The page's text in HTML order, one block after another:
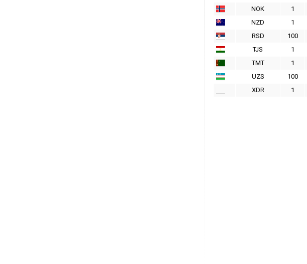
NOK
1
NZD
1
RSD
100
TJS
1
TMT
1
UZS
100
XDR
1